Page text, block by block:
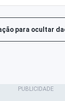
para ocultar